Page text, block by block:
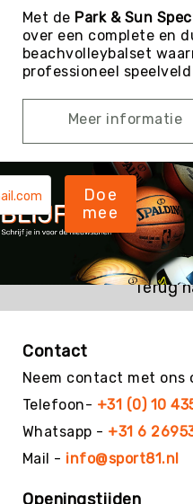
Volleybal
Waterpolo
Yoga
Bolsters
Yoga
Yoga
Zaalvoetbal
Zeskamp
Zwemmen
Met de Park & Sun
over een complete en
beachvolleybalset
professioneel
Meer informatie
Doe
mee
Terug
Contact
Neem contact met ons
Telefoon- +31 (0) 10
Whatsapp - +31 6
Mail - info@sport81.nl
Openingstijden